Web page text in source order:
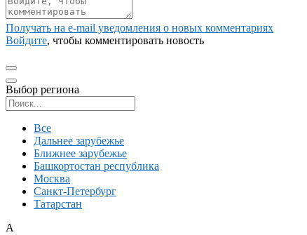
Получать на e‑mail уведомления о новых комментариях
Войдите, чтобы комментировать новость
Выбор региона
Все
Дальнее зарубежье
Ближнее зарубежье
Башкортостан республика
Москва
Санкт-Петербург
Татарстан
А